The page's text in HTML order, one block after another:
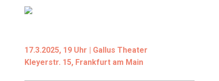
17.3.2025, 19 Uhr | Gal­lus Thea­ter
Kley­er­str. 15, Frank­furt am Main